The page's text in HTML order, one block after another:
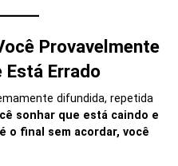
Provavelmente
Está Errado
difundida, repetida
sonhar que está caindo e
o final sem acordar, você